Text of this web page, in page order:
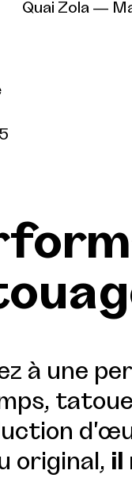
Quai Zola —
à une
original, il